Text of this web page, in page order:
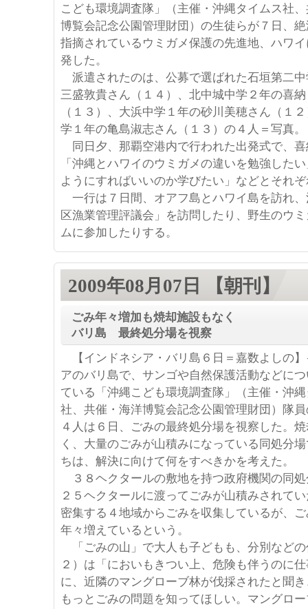
こども環境調査隊」（主催・沖縄タイムス社
博覧会記念公園管理財団）の生徒らが７日、
指摘されているウミガメ保護の先進地、ハワ
発した。
派遣されたのは、公募で選ばれた石垣第二中
三盛敦貴さん（１４）、北中城中学２年の喜
（１３）、大浜中学１年の砂川美穂さん（１
学１年の亀島淑志さん（１３）の４人＝写真。
同日夕、那覇空港内で行われた出発式で、喜
「沖縄とハワイのウミガメの違いを勉強した
ようにすればいいのか学びたい」などとそれ
一行は７日間、オアフ島とハワイ島を訪れ
区漁業管理評議会」を訪問したり、野生のウ
ムに参加したりする。
2009年08月07日 【朝刊】
ごみ年々増加も焼却施設もなく
バリ島 最終処分場を視察
【インドネシア・バリ島６日＝嘉数よしの】
アのバリ島で、サンゴや自然保護活動などに
ている「沖縄こども環境調査隊」（主催・沖
社、共催・海洋博覧会記念公園管理財団）隊
４人は６日、ごみの最終処分場を視察した。
く、大量のごみが山積みになっている同処分
ちは、解決に向けて何をすべきかを考えた。
３８ヘクタールの敷地を持つ政府機関の同処
２５ヘクタールに渡ってごみが山積みされて
密集する４地域からごみを収集しているが、
年々増えているという。
「ごみの山」で大人も子どもも、分別など
２）は「においもきつい上、危険も伴うのに
に、近隣のマングローブ林が伐採されたと聞
もっとごみの問題を知ってほしい。マングロ